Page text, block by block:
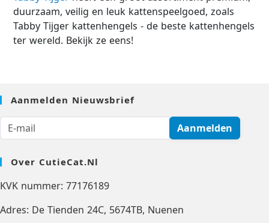
duurzaam, veilig en leuk kattenspeelgoed, zoals
Tabby Tijger kattenhengels - de beste kattenhengels
ter wereld. Bekijk ze eens!
Aanmelden Nieuwsbrief
Aanmelden
Over CutieCat.nl
KVK nummer: 77176189
Adres: De Tienden 24C, 5674TB, Nuenen